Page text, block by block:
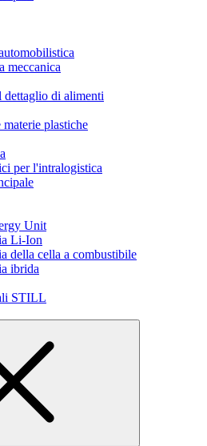
meccanica
dettaglio di alimenti
materie plastiche
per l'intralogistica
Unit
Li-Ion
della cella a combustibile
ibrida
STILL